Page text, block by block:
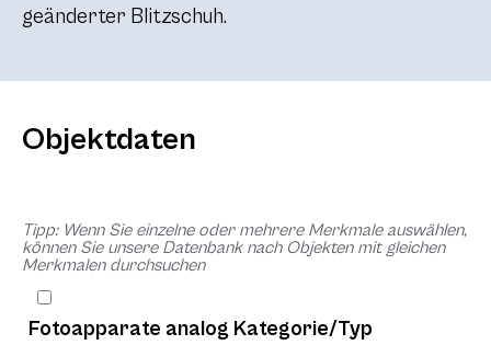
geänderter Blitzschuh.
Objektdaten
Tipp: Wenn Sie einzelne oder mehrere Merkmale auswählen,
können Sie unsere Datenbank nach Objekten mit gleichen
Merkmalen durchsuchen
Fotoapparate analog Kategorie/Typ